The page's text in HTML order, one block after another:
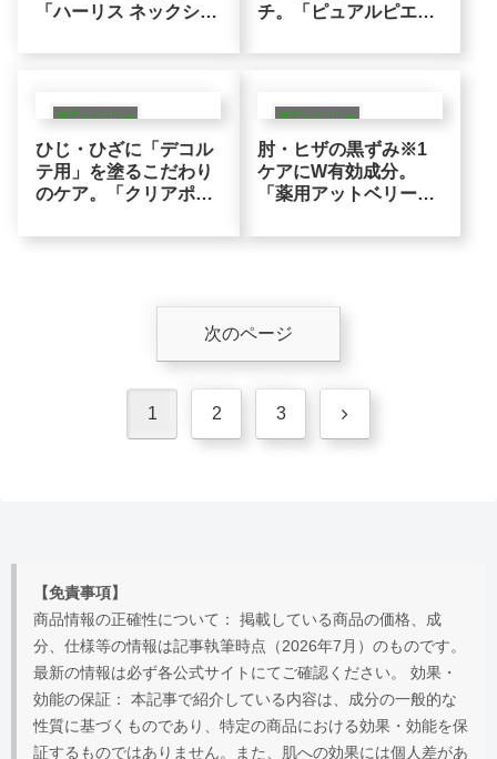
「ハーリス ネックシー
ルで挑む保湿ロジック
チ。「ピュアルピエ」
かな印象のボディに
ボディクリーム
ひじ・ひざに「デコル
テ用」を塗るこだわり
のケア。「クリアポロ
ムギ＆アンズ」でクリ
ボディクリーム
肘・ヒザの黒ずみ※1
ケアにW有効成分。
「薬用アットベリー」
えるなめらか素肌
次のページ
1 2 3 次
【免責事項】
商品情報の正確性について： 掲載している商品の価格、成
分、仕様等の情報は記事執筆時点（2026年7月）のものです。
最新の情報は必ず各公式サイトにてご確認ください。 効果・
効能の保証： 本記事で紹介している内容は、成分の一般的な
性質に基づくものであり、特定の商品における効果・効能を保
証するものではありません。また、肌への効果には個人差があ